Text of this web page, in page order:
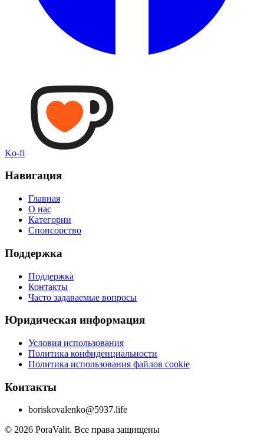
Ko-fi
Навигация
Главная
О нас
Категории
Спонсорство
Поддержка
Поддержка
Контакты
Часто задаваемые вопросы
Юридическая информация
Условия использования
Политика конфиденциальности
Политика использования файлов cookie
Контакты
boriskovalenko@5937.life
© 2026 PoraValit. Все права защищены